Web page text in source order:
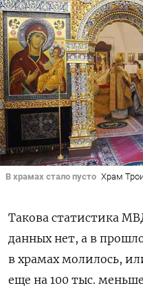
В храмах стало пусто Храм
Такова статистика
данных нет, а в
в храмах молилось,
еще на 100 тыс.